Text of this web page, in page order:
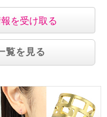
を受け取る
覧を見る